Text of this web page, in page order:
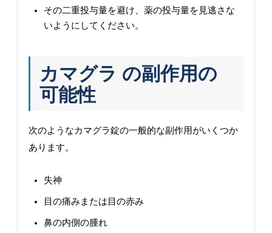
その二重投与量を避け、薬の投与量を見逃さな
いようにしてください。
カマグラ の副作用の
可能性
次のようなカマグラ錠の一般的な副作用がいくつか
あります。
失神
目の痛みまたは目の赤み
鼻の内側の腫れ